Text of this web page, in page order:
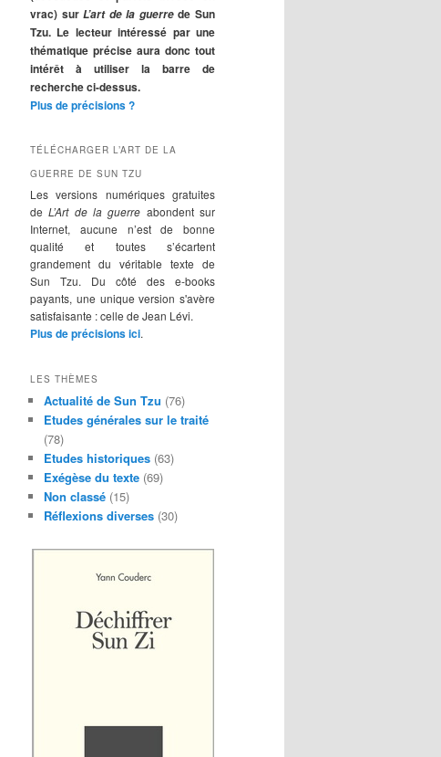
r
c
h
e
vrac) surL’art de la guerrede Sun
Tzu. Le lecteur intéressé par une
thématique précise aura donc tout
intérêt à utiliser la barre de
recherche ci-dessus.
Plus de précisions ?
TÉLÉCHARGER L’ART DE LA
GUERRE DE SUN TZU
Les versions numériques gratuites
deL’Art de la guerre abondent sur
Internet, aucune n’est de bonne
qualité et toutes s’écartent
grandement du véritable texte de
Sun Tzu. Du côté des e-books
payants, une unique version s'avère
satisfaisante : celle de Jean Lévi.
Plus de précisions ici.
LES THÈMES
Actualité de Sun Tzu (76)
Etudes générales sur le traité
(78)
Etudes historiques (63)
Exégèse du texte (69)
Non classé (15)
Réflexions diverses (30)